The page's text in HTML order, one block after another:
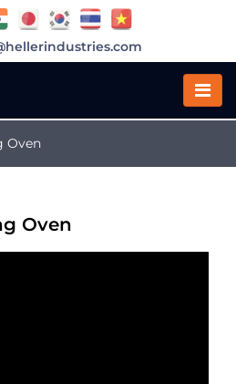
Oven
Oven